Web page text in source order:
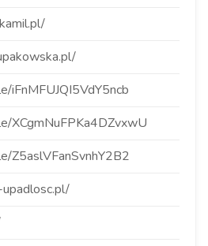
iFnMFUJQI5VdY5ncb
XCgmNuFPKa4DZvxwU
Z5aslVFanSvnhY2B2